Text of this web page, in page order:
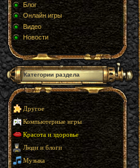
Блог
Онлайн игры
Видео
Новости
Категории раздела
Другое
Компьютерные игры
Красота и здоровье
Люди и блоги
Музыка